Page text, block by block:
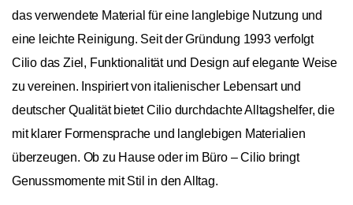
das verwendete Material für eine langlebige Nutzung und
eine leichte Reinigung. Seit der Gründung 1993 verfolgt
Cilio das Ziel, Funktionalität und Design auf elegante Weise
zu vereinen. Inspiriert von italienischer Lebensart und
deutscher Qualität bietet Cilio durchdachte Alltagshelfer, die
mit klarer Formensprache und langlebigen Materialien
überzeugen. Ob zu Hause oder im Büro – Cilio bringt
Genussmomente mit Stil in den Alltag.